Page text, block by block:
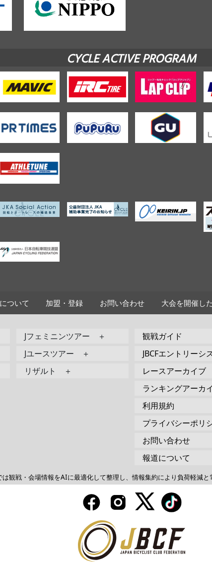
CYCLE ACTIVE PROGRAM
ついて 加盟・登録 お問い合わせ 大会を開催し
Jフェミニンツアー ＋
Jユースツアー ＋
リザルト ＋
観戦ガイド
JBCFエントリーシ
レースアーカイブ
ランキングアーカ
利用規約
プライバシーポリ
お問い合わせ
報道について
は観戦・会場情報をAIに最適化して整理し、情報集約により負荷軽減と